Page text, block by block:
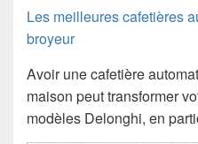
Les meilleures cafetières
broyeur
Avoir une cafetière
maison peut transformer
modèles Delonghi, en